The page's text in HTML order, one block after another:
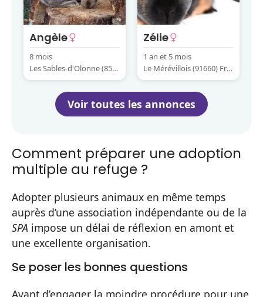
Angèle
8 mois
Les Sables-d'Olonne (851
80) France
Zélie
1 an et 5 mois
Le Mérévillois (91660) Fra
nce
Voir toutes les annonces
Comment préparer une adoption
multiple au refuge ?
Adopter plusieurs animaux en même temps
auprès d’une association indépendante ou de la
SPA impose un délai de réflexion en amont et
une excellente organisation.
Se poser les bonnes questions